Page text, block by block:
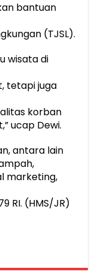
bantuan
(TJSL).
wisata di
tetapi juga
korban
ucap Dewi.
antara lain
marketing,
RI. (HMS/JR)